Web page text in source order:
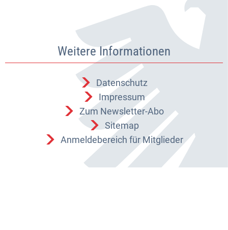
Weitere Informationen
Datenschutz
Impressum
Zum Newsletter-Abo
Sitemap
Anmeldebereich für Mitglieder